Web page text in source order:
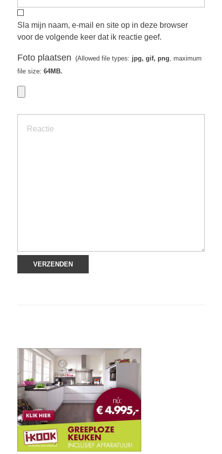
Sla mijn naam, e-mail en site op in deze browser
voor de volgende keer dat ik reactie geef.
Foto plaatsen (Allowed file types: jpg, gif, png, maximum
file size: 64MB.